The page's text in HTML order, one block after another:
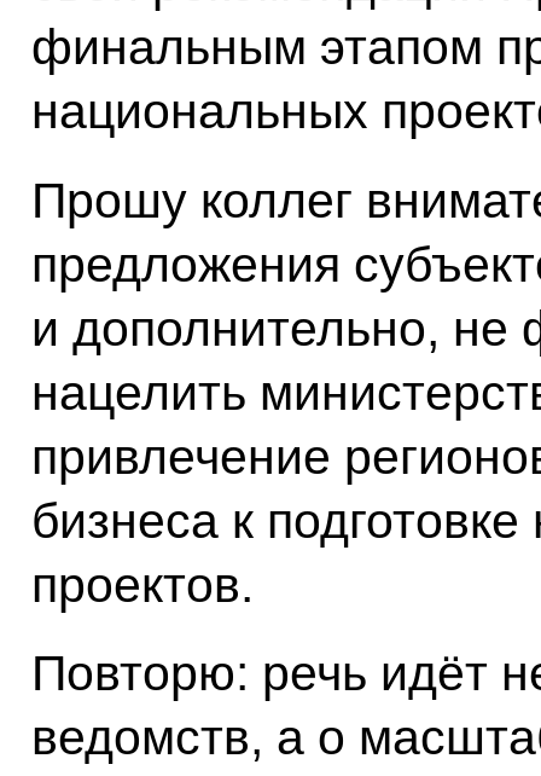
финальным этапом
национальных
Прошу коллег
предложения
и дополнительно,
нацелить
привлечение
бизнеса к
проектов.
Повторю: речь идёт
ведомств, а о